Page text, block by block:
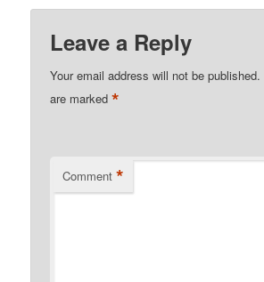
Leave a Reply
Your email address will not be published.
are marked*
Comment *